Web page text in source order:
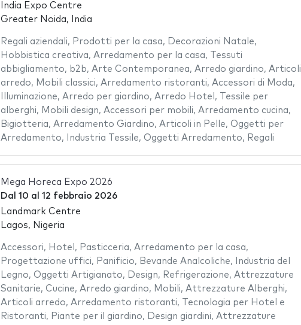
India Expo Centre
Greater Noida, India
Regali aziendali, Prodotti per la casa, Decorazioni Natale,
Hobbistica creativa, Arredamento per la casa,
Tessuti
abbigliamento, b2b, Arte Contemporanea, Arredo giardino, Articoli
arredo, Mobili classici, Arredamento ristoranti, Accessori di Moda,
Illuminazione, Arredo per giardino, Arredo Hotel ,
Tessile per
alberghi, Mobili design, Accessori per mobili, Arredamento cucina,
Bigiotteria, Arredamento Giardino, Articoli in Pelle, Oggetti per
Arredamento, Industria Tessile, Oggetti Arredamento, Regali
Mega Horeca Expo 2026
Dal 10 al 12 febbraio 2026
Landmark Centre
Lagos, Nigeria
Accessori, Hotel , Pasticceria, Arredamento per la casa,
Progettazione uffici, Panificio, Bevande Analcoliche,
Industria del
Legno, Oggetti Artigianato, Design, Refrigerazione, Attrezzature
Sanitarie, Cucine, Arredo giardino, Mobili, Attrezzature Alberghi,
Articoli arredo, Arredamento ristoranti,
Tecnologia per Hotel e
Ristoranti, Piante per il giardino, Design giardini, Attrezzature